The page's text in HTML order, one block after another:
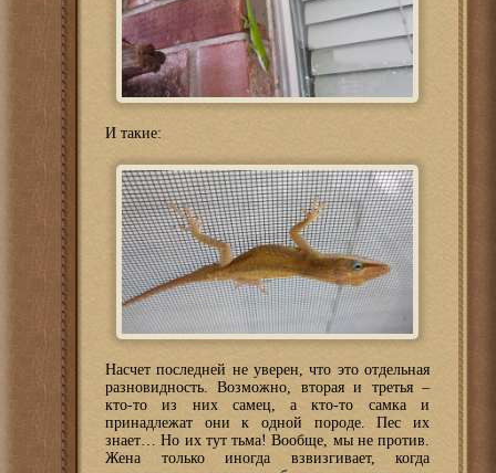
И такие:
Насчет последней не уверен, что это отдельная
разновидность. Возможно, вторая и третья –
кто-то из них самец, а кто-то самка и
принадлежат они к одной породе. Пес их
знает… Но их тут тьма! Вообще, мы не против.
Жена только иногда взвизгивает, когда